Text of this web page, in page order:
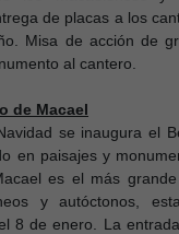
de placas a los
Misa de acción de
al cantero.
de Macael
se inaugura el
en paisajes y
es el más
y autóctonos,
8 de enero. La